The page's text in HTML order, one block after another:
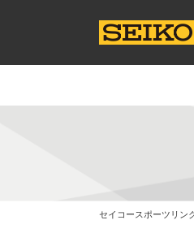
セイコースポーツリン